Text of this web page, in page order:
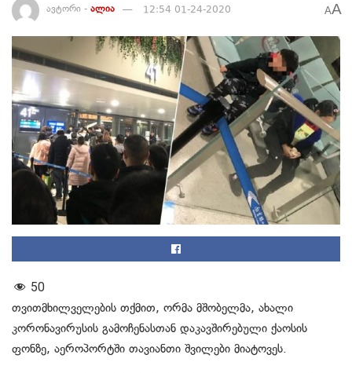
ავტორი - ალია 12:54 01-24-2020 AA
50
თვითმხილველების თქმით, ორმა მშობელმა, ახალი
კორონავირუსის გამოჩენასთან დაკავშირებული ქაოსის
ფონზე, აეროპორტში თავიანთი შვილები მიატოვეს.